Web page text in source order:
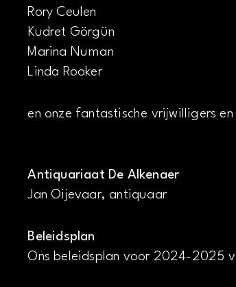
Rory Ceulen
Kudret Görgün
Marina Numan
Linda Rooker
en onze fantastische vrijwilligers en
Antiquariaat De Alkenaer
Jan Oijevaar, antiquaar
Beleidsplan
Ons beleidsplan voor 2024-2025